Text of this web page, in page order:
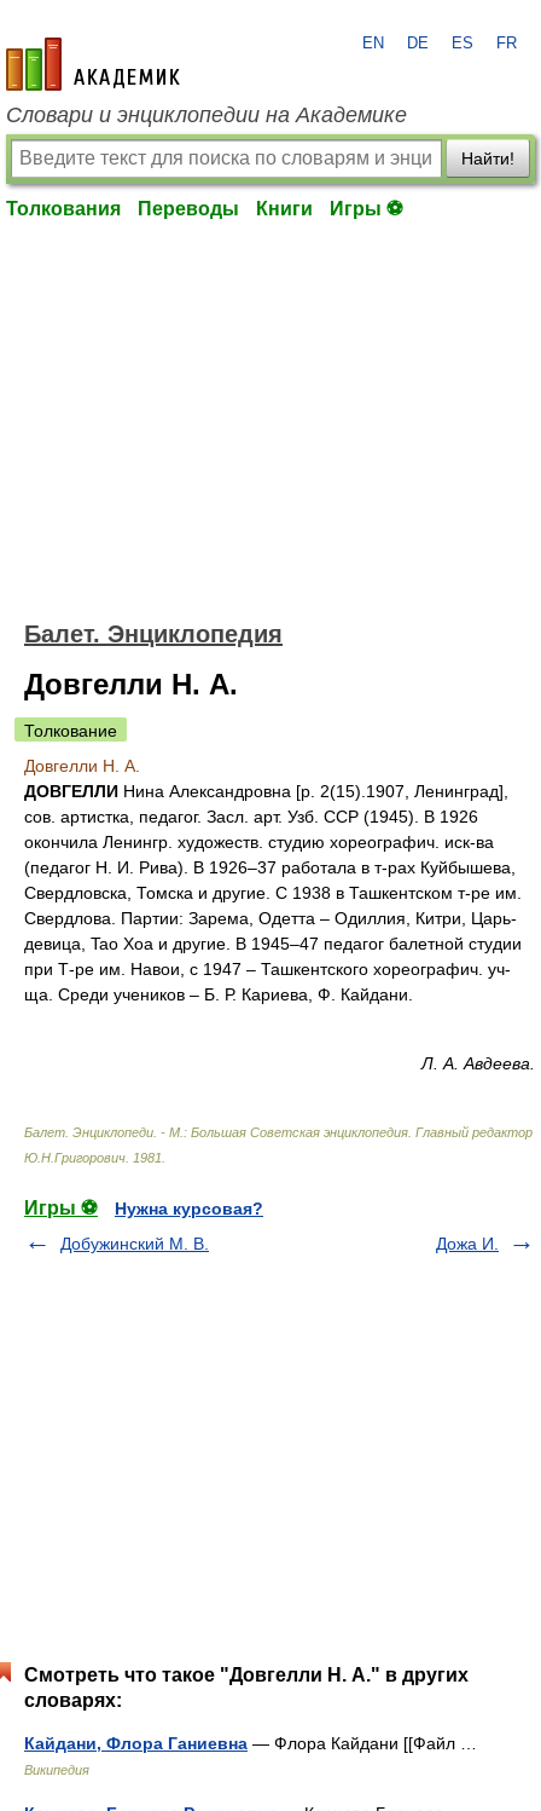
academic.ru
EN DE ES FR
Словари и энциклопедии на Академике
Найти!
Толкования Переводы Книги Игры ⚽
Балет. Энциклопедия
Довгелли Н. А.
Толкование
Довгелли Н. А.
ДОВГЕЛЛИ Нина Александровна [р. 2(15).1907, Ленинград],
сов. артистка, педагог. Засл. арт. Узб. ССР (1945). В 1926
окончила Ленингр. художеств. студию хореографич. иск-ва
(педагог Н. И. Рива). В 1926–37 работала в т-рах Куйбышева,
Свердловска, Томска и другие. С 1938 в Ташкентском т-ре им.
Свердлова. Партии: Зарема, Одетта – Одиллия, Китри, Царь-
девица, Tao Хоа и другие. В 1945–47 педагог балетной студии
при Т-ре им. Навои, с 1947 – Ташкентского хореографич. уч-
ща. Среди учеников – Б. Р. Кариева, Ф. Кайдани.
Л. А. Авдеева.
Балет. Энциклопеди. - М.: Большая Советская энциклопедия Главный редактор
Ю.Н.Григорович 1981
Игры ⚽
Нужна курсовая?
Добужинский М. В.
Дожа И.
Смотреть что такое "Довгелли Н. А." в других
словарях:
Кайдани, Флора Ганиевна — Флора Кайдани [[Файл …
Википедия